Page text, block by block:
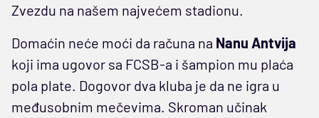
Zvezdu na našem najvećem stadionu.
Domaćin neće moći da računa na Nanu Antvija
koji ima ugovor sa FCSB-a i šampion mu plaća
pola plate. Dogovor dva kluba je da ne igra u
međusobnim mečevima. Skroman učinak